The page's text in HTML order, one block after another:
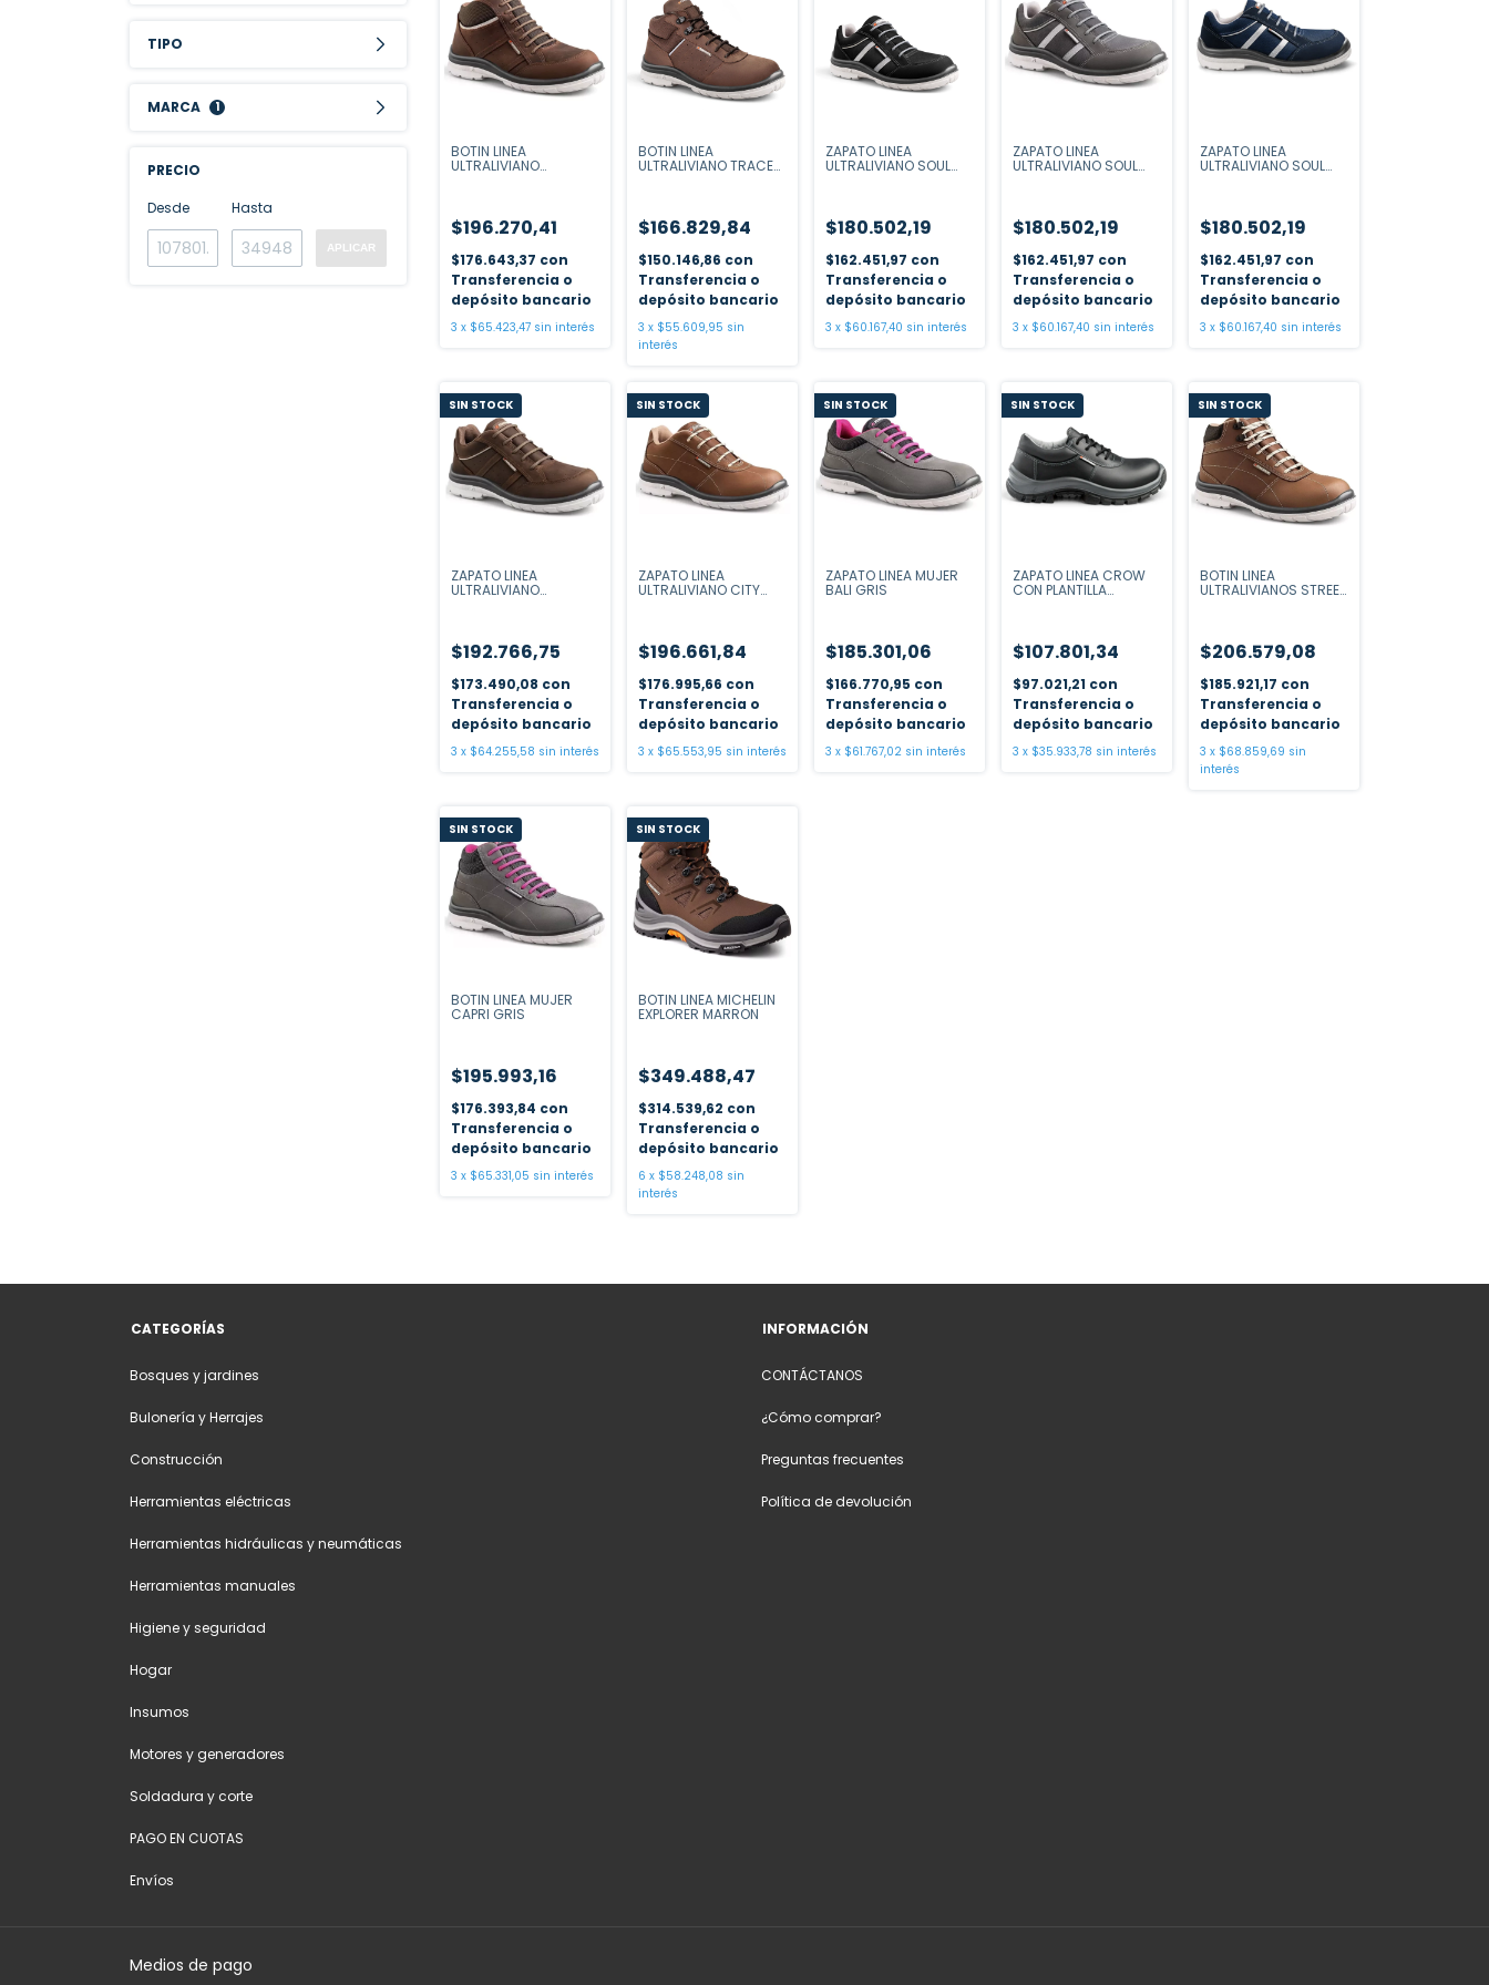
TIPO
MARCA 1
PRECIO
Desde
Hasta
APLICAR
BOTIN LINEA
ULTRALIVIANO
$196.270,41
$176.643,37 con
Transferencia o
depósito bancario
3 x $65.423,47 sin interés
BOTIN LINEA
ULTRALIVIANO TRACER
$166.829,84
$150.146,86 con
Transferencia o
depósito bancario
3 x $55.609,95 sin
interés
ZAPATO LINEA
ULTRALIVIANO SOUL
$180.502,19
$162.451,97 con
Transferencia o
depósito bancario
3 x $60.167,40 sin interés
ZAPATO LINEA
ULTRALIVIANO SOUL
$180.502,19
$162.451,97 con
Transferencia o
depósito bancario
3 x $60.167,40 sin interés
ZAPATO LINEA
ULTRALIVIANO SOUL
$180.502,19
$162.451,97 con
Transferencia o
depósito bancario
3 x $60.167,40 sin interés
SIN STOCK
ZAPATO LINEA
ULTRALIVIANO
$192.766,75
$173.490,08 con
Transferencia o
depósito bancario
3 x $64.255,58 sin interés
SIN STOCK
ZAPATO LINEA
ULTRALIVIANO CITY
$196.661,84
$176.995,66 con
Transferencia o
depósito bancario
3 x $65.553,95 sin interés
SIN STOCK
ZAPATO LINEA MUJER
BALI GRIS
$185.301,06
$166.770,95 con
Transferencia o
depósito bancario
3 x $61.767,02 sin interés
SIN STOCK
ZAPATO LINEA CROW
CON PLANTILLA
$107.801,34
$97.021,21 con
Transferencia o
depósito bancario
3 x $35.933,78 sin interés
SIN STOCK
BOTIN LINEA
ULTRALIVIANOS STREET
$206.579,08
$185.921,17 con
Transferencia o
depósito bancario
3 x $68.859,69 sin
interés
SIN STOCK
BOTIN LINEA MUJER
CAPRI GRIS
$195.993,16
$176.393,84 con
Transferencia o
depósito bancario
3 x $65.331,05 sin interés
SIN STOCK
BOTIN LINEA MICHELIN
EXPLORER MARRON
$349.488,47
$314.539,62 con
Transferencia o
depósito bancario
6 x $58.248,08 sin
interés
CATEGORÍAS
Bosques y jardines
Bulonería y Herrajes
Construcción
Herramientas eléctricas
Herramientas hidráulicas y neumáticas
Herramientas manuales
Higiene y seguridad
Hogar
Insumos
Motores y generadores
Soldadura y corte
PAGO EN CUOTAS
Envíos
INFORMACIÓN
CONTÁCTANOS
¿Cómo comprar?
Preguntas frecuentes
Política de devolución
Medios de pago